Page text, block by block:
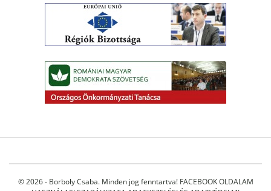
© 2026 - Borboly Csaba. Minden jog fenntartva! FACEBOOK OLDALAM